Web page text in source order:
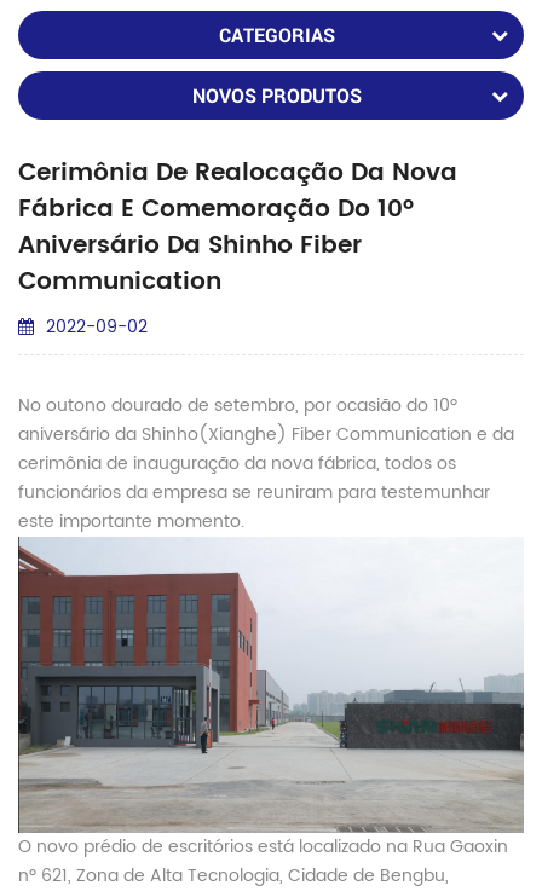
CATEGORIAS
NOVOS PRODUTOS
Cerimônia De Realocação Da Nova
Fábrica E Comemoração Do 10º
Aniversário Da Shinho Fiber
Communication
2022-09-02
No outono dourado de setembro, por ocasião do 10º
aniversário da Shinho(Xianghe) Fiber Communication e da
cerimônia de inauguração da nova fábrica, todos os
funcionários da empresa se reuniram para testemunhar
este importante momento.
O novo prédio de escritórios está localizado na Rua Gaoxin
nº 621, Zona de Alta Tecnologia, Cidade de Bengbu,